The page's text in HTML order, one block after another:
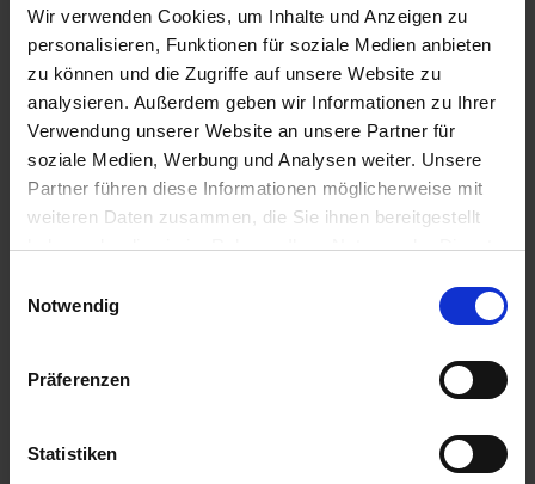
Wir verwenden Cookies, um Inhalte und Anzeigen zu
personalisieren, Funktionen für soziale Medien anbieten
zu können und die Zugriffe auf unsere Website zu
analysieren. Außerdem geben wir Informationen zu Ihrer
Verwendung unserer Website an unsere Partner für
soziale Medien, Werbung und Analysen weiter. Unsere
Partner führen diese Informationen möglicherweise mit
weiteren Daten zusammen, die Sie ihnen bereitgestellt
haben oder die sie im Rahmen Ihrer Nutzung der Dienste
Notwendig
Präferenzen
Statistiken
IN DEN
WARENKORB
IN DEN
WARENKORB
Anmelden für Ihren persönlichen Preis
5,60 € / St
6,66 €
inkl. 19% MwSt.
ab Mittwoch, 12. August 2026
Menge